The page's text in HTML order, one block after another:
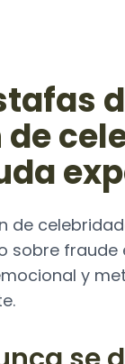
de
sobre fraude
y